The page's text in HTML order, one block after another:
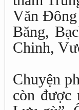
Văn Đông
Băng,
Chinh,
Chuyện
còn được